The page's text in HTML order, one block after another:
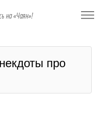
на «Чаян»!
про